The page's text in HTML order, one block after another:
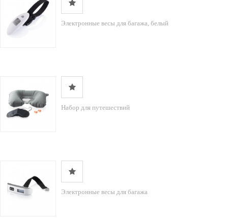
Электронные весы для багажа, белый
Набор для путешествий
Электронные весы для багажа